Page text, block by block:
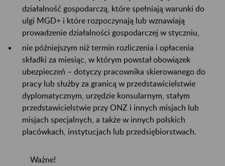
działalność gospodarczą, które spełniają warunki do
ulgi MGD+ i które rozpoczynają lub wznawiają
prowadzenie działalności gospodarczej w styczniu,
nie późniejszym niż termin rozliczenia i opłacenia
składki za miesiąc, w którym powstał obowiązek
ubezpieczeń – dotyczy pracownika skierowanego do
pracy lub służby za granicą w przedstawicielstwie
dyplomatycznym, urzędzie konsularnym, stałym
przedstawicielstwie przy ONZ i innych misjach lub
misjach specjalnych, a także w innych polskich
placówkach, instytucjach lub przedsiębiorstwach.
Ważne!